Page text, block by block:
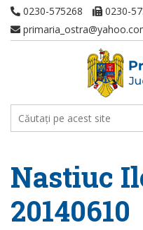
0230-575268
0230-
Nastiuc
20140610